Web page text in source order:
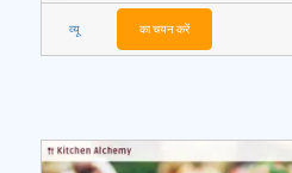
व्यू का चयन करें